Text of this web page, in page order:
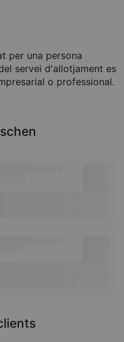
per una persona
servei d'allotjament es
o professional.